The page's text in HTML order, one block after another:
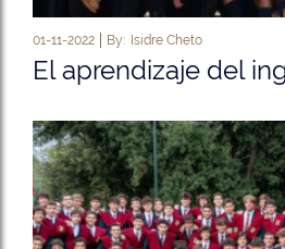
01-11-2022 By: Isidre Cheto
El aprendizaje del